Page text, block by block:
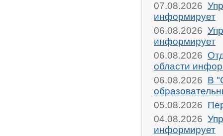
07.08.2026
информирует
06.08.2026
информирует
06.08.2026
области
06.08.2026 В
05.08.2026
04.08.2026
информирует